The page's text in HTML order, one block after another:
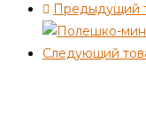
Предыдущий
Следующий